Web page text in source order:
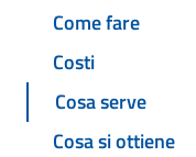
Come fare
Costi
Cosa serve
Cosa si ottiene